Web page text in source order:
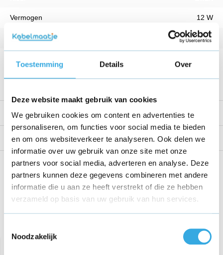
Toestemming Details Over
Deze website maakt gebruik van cookies
We gebruiken cookies om content en advertenties te
personaliseren, om functies voor social media te bieden
en om ons websiteverkeer te analyseren. Ook delen we
informatie over uw gebruik van onze site met onze
partners voor social media, adverteren en analyse. Deze
partners kunnen deze gegevens combineren met andere
informatie die u aan ze heeft verstrekt of die ze hebben
verzameld op basis van uw gebruik van hun services.
Noodzakelijk
Vermogen 12 W
Kabellengte 1 Meter
Bekijk alle specificaties
Productomschrijving
Reviews
Share this product!